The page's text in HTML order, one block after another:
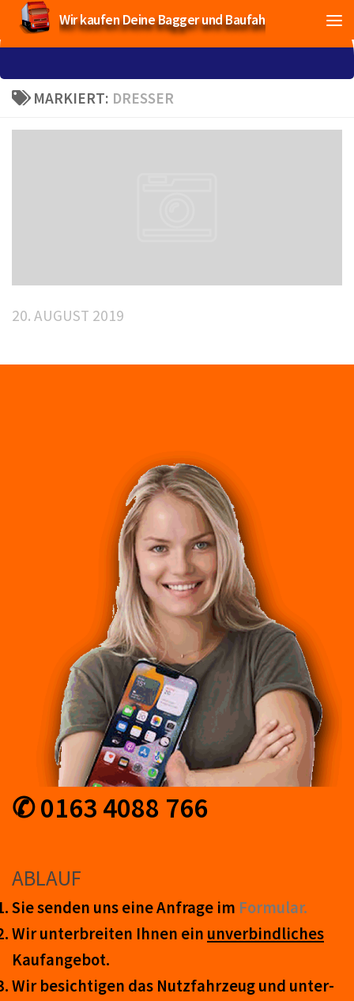
Wir kaufen Deine Bagger und Baufahrzeuge!
MARKIERT: DRESSER
20. AUGUST 2019
✆ 0163 4088 766
ABLAUF
Sie senden uns eine An­frage im Form­ular.
Wir unter­breiten Ihnen ein un­ver­bind­lich­es
Kauf­an­ge­bot.
Wir be­sicht­igen das Nutz­fahr­zeug und un­ter­